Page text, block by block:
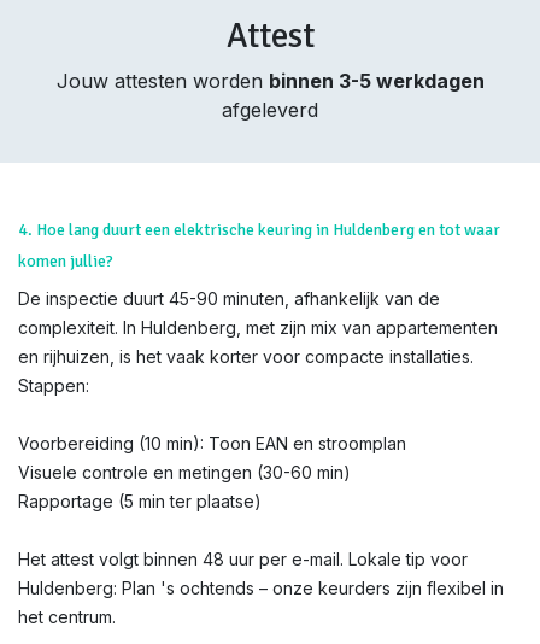
Attest
Jouw attesten worden binnen 3-5 werkdagen
afgeleverd
4. Hoe lang duurt een elektrische keuring in Huldenberg en tot waar
komen jullie?
De inspectie duurt 45-90 minuten, afhankelijk van de
complexiteit. In Huldenberg, met zijn mix van appartementen
en rijhuizen, is het vaak korter voor compacte installaties.
Stappen:
Voorbereiding (10 min): Toon EAN en stroomplan
Visuele controle en metingen (30-60 min)
Rapportage (5 min ter plaatse)
Het attest volgt binnen 48 uur per e-mail. Lokale tip voor
Huldenberg: Plan 's ochtends – onze keurders zijn flexibel in
het centrum.